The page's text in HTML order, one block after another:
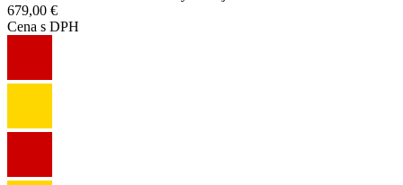
679,00 €
Cena s DPH